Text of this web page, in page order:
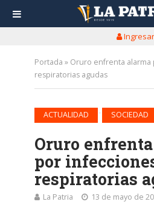
Ingresar
Portada » Oruro enfrenta alarma
respiratorias agudas
ACTUALIDAD SOCIEDAD
Oruro
por
respiratorias
La Patria 13 de mayo de